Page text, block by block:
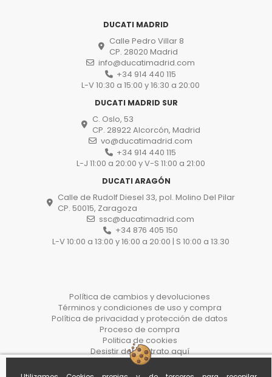
DUCATI MADRID
Calle Pedro Villar 8
CP. 28020 Madrid
info@ducatimadrid.com
+34 914 440 115
L-V 10:30 a 15:00 y 16:30 a 20:00
DUCATI MADRID SUR
C. Oslo, 53
CP. 28922 Alcorcón, Madrid
vo@ducatimadrid.com
+34 914 440 115
L-J 11:00 a 20:00 y V-S 11:00 a 21:00
DUCATI ARAGÓN
Calle de Rudolf Diesel 33, pol. Molino Del Pilar
CP. 50015, Zaragoza
ssc@ducatimadrid.com
+34 876 405 150
L-V 10:00 a 13:00 y 16:00 a 20:00 | S 10:00 a 13.30
Política de cambios y devoluciones
Términos y condiciones de uso y compra
Política de privacidad y protección de datos
Proceso de compra
Politica de cookies
Desistir del contrato aquí